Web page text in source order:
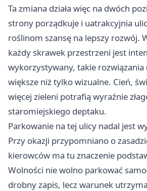
Ta zmiana działa więc na dwóch
strony porządkuje i uatrakcyjnia
roślinom szansę na lepszy rozwój.
każdy skrawek przestrzeni jest
wykorzystywany, takie rozwiązania
większe niż tylko wizualne. Cień,
więcej zieleni potrafią wyraźnie
staromiejskiego deptaku.
Parkowanie na tej ulicy nadal jest
Przy okazji przypomniano o
kierowców ma tu znaczenie
Wolności nie wolno parkować
drobny zapis, lecz warunek